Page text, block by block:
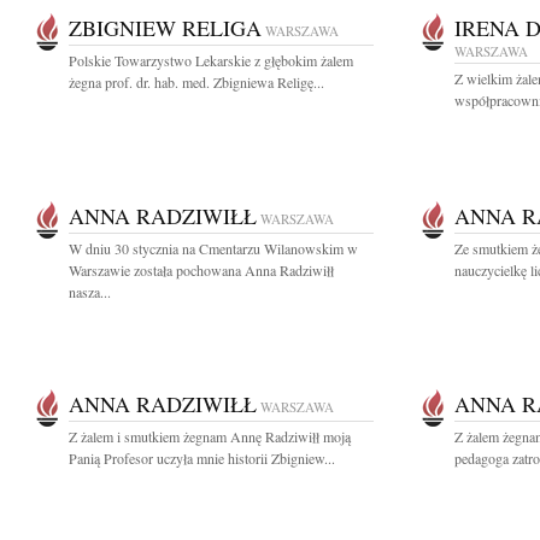
ZBIGNIEW RELIGA WARSZAWA
Polskie Towarzystwo Lekarskie z głębokim żalem
żegna prof. dr. hab. med. Zbigniewa Religę...
IRENA
WARSZAWA
Z wielkim
ANNA RADZIWIŁŁ WARSZAWA
W dniu 30 stycznia na Cmentarzu Wilanowskim w
Warszawie została pochowana Anna Radziwiłł
nasza...
ANNA
Ze smutkiem
nauczycielkę
ANNA RADZIWIŁŁ WARSZAWA
Z żalem i smutkiem żegnam Annę Radziwiłł moją
Panią Profesor uczyła mnie historii Zbigniew...
ANNA
Z żalem
pedagoga